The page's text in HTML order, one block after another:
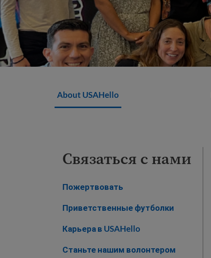
About USAHello
Связаться с нами
Пожертвовать
Приветственные футболки
Карьера в USAHello
Станьте нашим волонтером